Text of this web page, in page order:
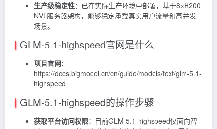
生产级稳定性：已在实际生产环境中部署，基于8×H200
NVL服务器架构，能够稳定承载真实用户流量和高并发
场景。
GLM-5.1-highspeed官网是什么
项目官网：
https://docs.bigmodel.cn/cn/guide/models/text/glm-5.1-
highspeed
GLM-5.1-highspeed的操作步骤
获取平台访问权限：目前GLM-5.1-highspeed仅面向智